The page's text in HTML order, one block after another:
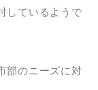
しているようで
部のニーズに対